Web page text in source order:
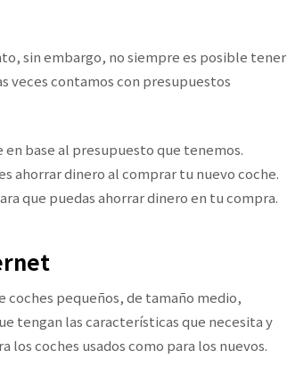
sin embargo, no siempre es posible tener
veces contamos con presupuestos
base al presupuesto que tenemos.
ahorrar dinero al comprar tu nuevo coche.
que puedas ahorrar dinero en tu compra.
pequeños, de tamaño medio,
tengan las características que necesita y
los coches usados como para los nuevos.